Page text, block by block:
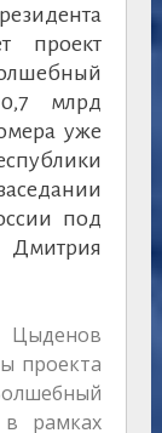
проект
млрд
уже
под
Дмитрия
проекта
в рамках